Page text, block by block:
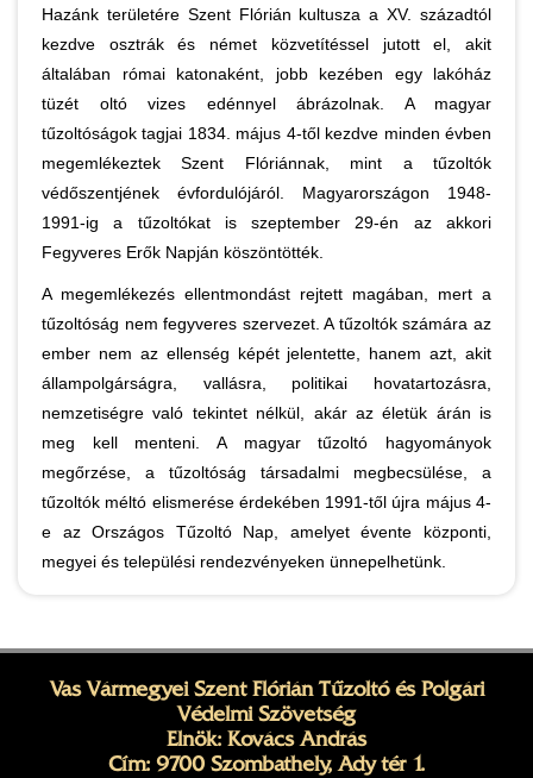
Hazánk területére Szent Flórián kultusza a XV. századtól
kezdve osztrák és német közvetítéssel jutott el, akit
általában római katonaként, jobb kezében egy lakóház
tüzét oltó vizes edénnyel ábrázolnak. A magyar
tűzoltóságok tagjai 1834. május 4-től kezdve minden évben
megemlékeztek Szent Flóriánnak, mint a tűzoltók
védőszentjének évfordulójáról. Magyarországon 1948-
1991-ig a tűzoltókat is szeptember 29-én az akkori
Fegyveres Erők Napján köszöntötték.
A megemlékezés ellentmondást rejtett magában, mert a
tűzoltóság nem fegyveres szervezet. A tűzoltók számára az
ember nem az ellenség képét jelentette, hanem azt, akit
állampolgárságra, vallásra, politikai hovatartozásra,
nemzetiségre való tekintet nélkül, akár az életük árán is
meg kell menteni. A magyar tűzoltó hagyományok
megőrzése, a tűzoltóság társadalmi megbecsülése, a
tűzoltók méltó elismerése érdekében 1991-től újra május 4-
e az Országos Tűzoltó Nap, amelyet évente központi,
megyei és települési rendezvényeken ünnepelhetünk.
Vas Vármegyei Szent Flórián Tűzoltó és Polgári
Védelmi Szövetség
Elnök: Kovács András
Cím: 9700 Szombathely, Ady tér 1.